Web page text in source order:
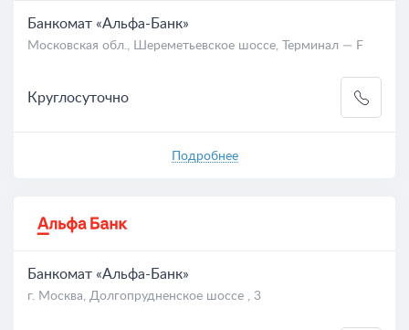
Банкомат «Альфа-Банк»
Московская обл., Шереметьевское шоссе, Терминал — F
Круглосуточно
Подробнее
Банкомат «Альфа-Банк»
г. Москва, Долгопрудненское шоссе , 3